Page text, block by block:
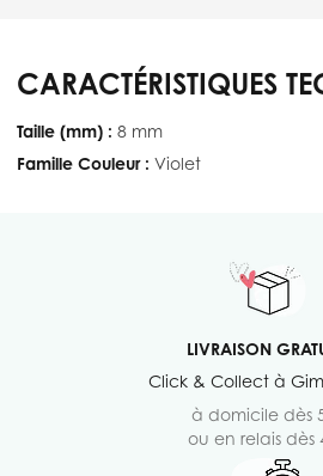
CARACTÉRISTIQUES
Taille (mm) : 8 mm
Famille Couleur : Violet
LIVRAISON
Click & Collect à
à domicile dès
ou en relais dès